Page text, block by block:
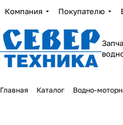
Компания Покупателю
Главная Каталог Водно-